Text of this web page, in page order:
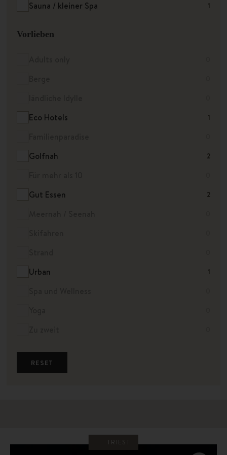
Sauna / kleiner Spa 1
Vorlieben
Eco Hotels 1
Golfnah 2
Gut Essen 2
Urban 1
RESET
TRIEST